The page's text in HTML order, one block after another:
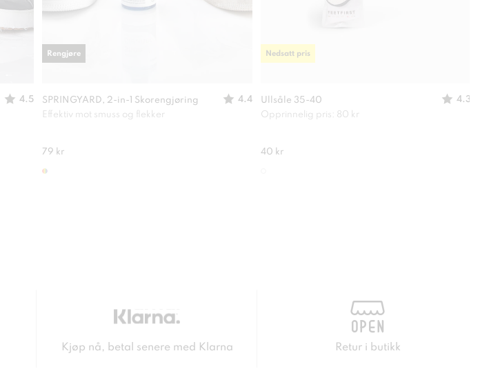
4.5 SPRINGYARD, 2-in-1 Skorengjøring
4.4
Effektiv mot smuss og flekker
79 kr
Rengjøre
Ullsåle 35-40
4.3
Opprinnelig pris: 80 kr
40 kr
Nedsatt pris
Kjøp nå, betal senere med Klarna Retur i butikk